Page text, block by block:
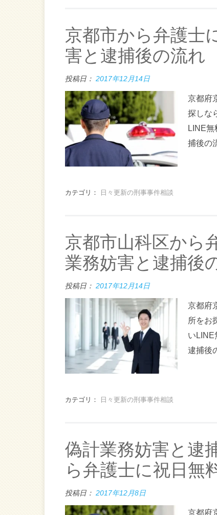
京都市から弁護士
害と逮捕後の流れ
投稿日： 2017年12月14日
京都府
探しな
LINE無
捕後の
カテゴリ： 日々更新の刑事事件相談
京都市山科区から
業務妨害と逮捕後
投稿日： 2017年12月14日
京都府
所をお
いLINE
逮捕後
カテゴリ： 日々更新の刑事事件相談
偽計業務妨害と逮
ら弁護士に祝日無
投稿日： 2017年12月8日
京都府